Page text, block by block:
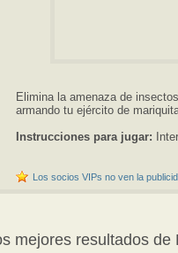
Elimina la amenaza de
armando tu ejército de
Instrucciones para jugar:
Los socios VIPs no ven la
mejores resultados de